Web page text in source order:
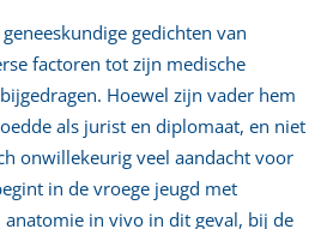
gedichten van
factoren tot zijn medische
Hoewel zijn vader hem
als jurist en diplomaat, en niet
onwillekeurig veel aandacht voor
in de vroege jeugd met
in vivo in dit geval, bij de